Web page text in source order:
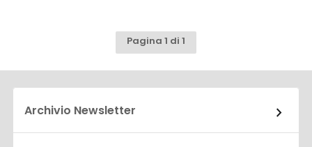
Pagina 1 di 1
Archivio Newsletter